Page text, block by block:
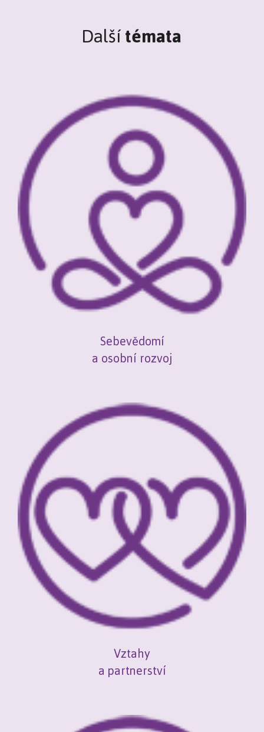
Dalšítémata
Sebevědomí
a osobní rozvoj
Vztahy
a partnerství